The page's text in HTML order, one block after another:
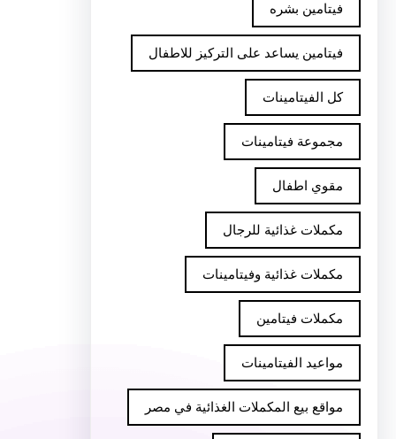
فيتامين بشره
فيتامين يساعد على التركيز للاطفال
كل الفيتامينات
مجموعة فيتامينات
مقوي اطفال
مكملات غذائية للرجال
مكملات غذائية وفيتامينات
مكملات فيتامين
مواعيد الفيتامينات
مواقع بيع المكملات الغذائية في مصر